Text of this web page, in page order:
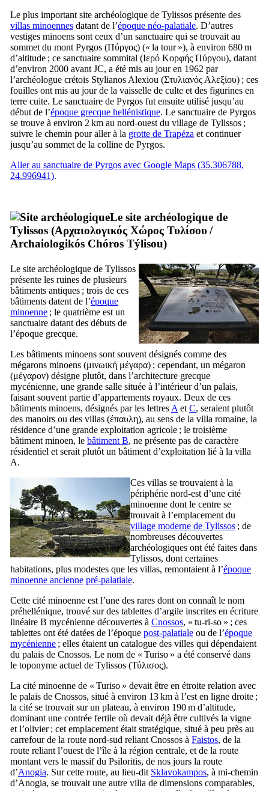
Le plus important site archéologique de Tylissos présente des
villas minoennes datant de l’époque néo-palatiale. D’autres
vestiges minoens sont ceux d’un sanctuaire qui se trouvait au
sommet du mont Pyrgos (Πύργος) (« la tour »), à environ 680 m
d’altitude ; ce sanctuaire sommital (Ιερό Κορφής Πύργου), datant
d’environ 2000 avant JC, a été mis au jour en 1962 par
l’archéologue crétois Stylianos Alexiou (Στυλιανός Αλεξίου) ; ces
fouilles ont mis au jour de la vaisselle de culte et des figurines en
terre cuite. Le sanctuaire de Pyrgos fut ensuite utilisé jusqu’au
début de l’époque grecque hellénistique. Le sanctuaire de Pyrgos
se trouve à environ 2 km au nord-ouest du village de Tylissos ;
suivre le chemin pour aller à la grotte de Trapéza et continuer
jusqu’au sommet de la colline de Pyrgos.
Aller au sanctuaire de Pyrgos avec Google Maps (35.306788,
24.996941).
Le site archéologique de
Tylissos (Αρχαιολογικός Χώρος Τυλίσου/
Archaiologikós Chóros Týlisou)
Le site archéologique de Tylissos
présente les ruines de plusieurs
bâtiments antiques ; trois de ces
bâtiments datent de l’époque
minoenne ; le quatrième est un
sanctuaire datant des débuts de
l’époque grecque.
Les bâtiments minoens sont souvent désignés comme des
mégarons minoens (μινωική μέγαρα) ; cependant, un mégaron
(μέγαρον) désigne plutôt, dans l’architecture grecque
mycénienne, une grande salle située à l’intérieur d’un palais,
faisant souvent partie d’appartements royaux. Deux de ces
bâtiments minoens, désignés par les lettres A et C, seraient plutôt
des manoirs ou des villas (έπαυλη), au sens de la villa romaine, la
résidence d’une grande exploitation agricole ; le troisième
bâtiment minoen, le bâtiment B, ne présente pas de caractère
résidentiel et serait plutôt un bâtiment d’exploitation lié à la villa
A.
Ces villas se trouvaient à la
périphérie nord-est d’une cité
minoenne dont le centre se
trouvait à l’emplacement du
village moderne de Tylissos ; de
nombreuses découvertes
archéologiques ont été faites dans
Tylissos, dont certaines
habitations, plus modestes que les villas, remontaient à l’époque
minoenne ancienne pré-palatiale.
Cette cité minoenne est l’une des rares dont on connaît le nom
préhellénique, trouvé sur des tablettes d’argile inscrites en écriture
linéaire B mycénienne découvertes à Cnossos, « tu-ri-so » ; ces
tablettes ont été datées de l’époque post-palatiale ou de l’époque
mycénienne ; elles étaient un catalogue des villes qui dépendaient
du palais de Cnossos. Le nom de « Turiso » a été conservé dans
le toponyme actuel de Tylissos (Τύλισος).
La cité minoenne de « Turiso » devait être en étroite relation avec
le palais de Cnossos, situé à environ 13 km à l’est en ligne droite ;
la cité se trouvait sur un plateau, à environ 190 m d’altitude,
dominant une contrée fertile où devait déjà être cultivés la vigne
et l’olivier ; cet emplacement était stratégique, situé à peu près au
carrefour de la route nord-sud reliant Cnossos à Faistos, de la
route reliant l’ouest de l’île à la région centrale, et de la route
montant vers le massif du Psiloritis, de nos jours la route
d’Anogia. Sur cette route, au lieu-dit Sklavokampos, à mi-chemin
d’Anogia, se trouvait une autre villa de dimensions comparables,